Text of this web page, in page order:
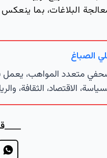
البلاغات، بما
الصباغ
متعدد المواهب، يعمل
الاقتصاد، الثقافة،